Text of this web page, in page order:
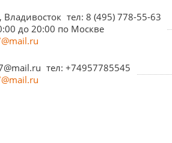
Владивосток тел: 8 (495) 778-55-63
до 20:00 по Москве
тел: +74957785545